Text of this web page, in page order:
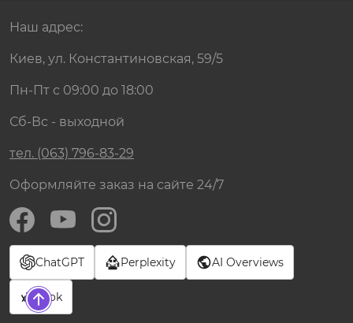
Наш адрес:
Киев, ул. Константиновская, 59/5
Пн-Пт с 09:00 до 18:00
Сб-Вс - выходной
тел. (063) 796-83-29
Оформляйте заказ на сайте 24/7
ChatGPT Perplexity AI Overviews
Grok